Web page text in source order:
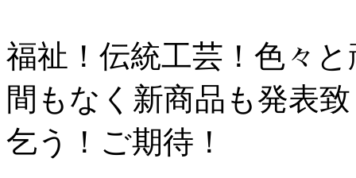
福祉！伝統工芸！色々
間もなく新商品も発表
乞う！ご期待！